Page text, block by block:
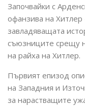
Започвайки с
офанзива на Хитлер
завладяващата
съюзниците срещу
на райха на Хитлер.
Първият епизод
на Западния и
за нарастващите